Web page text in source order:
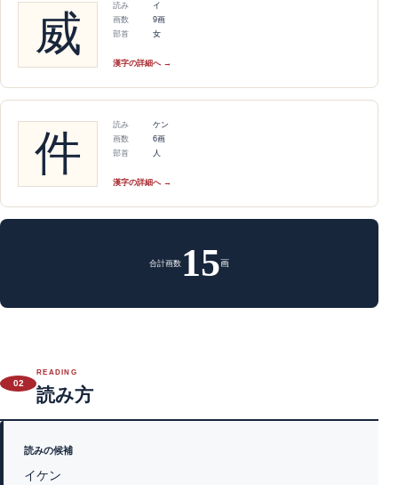
威
読み
イ
画数
9画
部首
女
漢字の詳細へ →
件
読み
ケン
画数
6画
部首
人
漢字の詳細へ →
合計画数 15画
02
READING
読み方
読みの候補
イケン